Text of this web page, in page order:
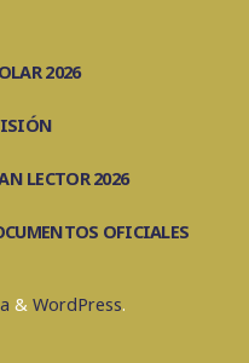
2026
LECTOR 2026
OFICIALES
& WordPress.